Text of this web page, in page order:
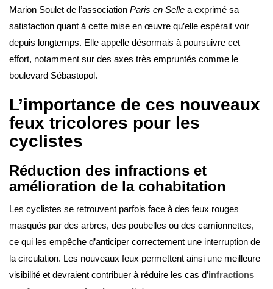
Marion Soulet de l’association Paris en Selle a exprimé sa
satisfaction quant à cette mise en œuvre qu’elle espérait voir
depuis longtemps. Elle appelle désormais à poursuivre cet
effort, notamment sur des axes très empruntés comme le
boulevard Sébastopol.
L’importance de ces nouveaux
feux tricolores pour les
cyclistes
Réduction des infractions et
amélioration de la cohabitation
Les cyclistes se retrouvent parfois face à des feux rouges
masqués par des arbres, des poubelles ou des camionnettes,
ce qui les empêche d’anticiper correctement une interruption de
la circulation. Les nouveaux feux permettent ainsi une meilleure
visibilité et devraient contribuer à réduire les cas d’infractions